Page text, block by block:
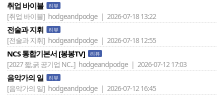
취업 바이블 리뷰
[취업 바이블] hodgeandpodge | 2026-07-18 13:22
전술과 지휘 리뷰
[전술과 지휘] hodgeandpodge | 2026-07-18 12:55
NCS 통합기본서 [봉봉TV] 리뷰
[2027 짧,굵 공기업 NC..] hodgeandpodge | 2026-07-12 17:03
음악가의 일 리뷰
[음악가의 일] hodgeandpodge | 2026-07-12 16:45